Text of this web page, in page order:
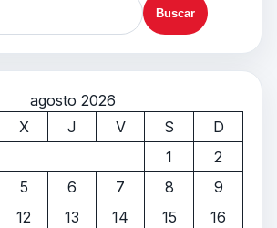
agosto 2026
X J V S
D
1
2
5 6 7 8
9
12 13 14 15
16